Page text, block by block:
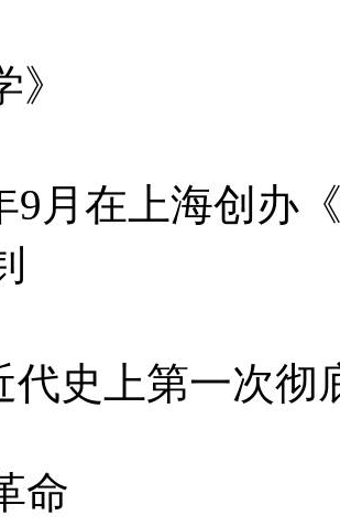
仁学
9月在上海创
大
适
代史上第一次
亥革